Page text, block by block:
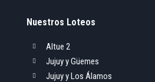
Nuestros Loteos
 Altue 2
 Jujuy y Güemes
 Jujuy y Los Álamos